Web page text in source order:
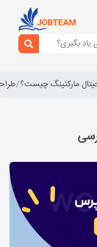
مارکتینگ چیست؟